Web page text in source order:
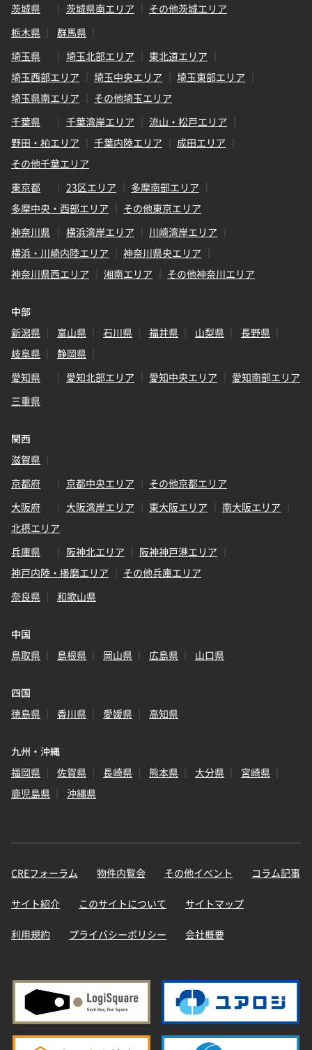
茨城県
茨城県南エリア
その他茨城エリア
栃木県
群馬県
埼玉県
埼玉北部エリア
東北道エリア
埼玉西部エリア
埼玉中央エリア
埼玉東部エリア
埼玉県南エリア
その他埼玉エリア
千葉県
千葉湾岸エリア
流山・松戸エリア
野田・柏エリア
千葉内陸エリア
成田エリア
その他千葉エリア
東京都
23区エリア
多摩南部エリア
多摩中央・西部エリア
その他東京エリア
神奈川県
横浜湾岸エリア
川崎湾岸エリア
横浜・川崎内陸エリア
神奈川県央エリア
神奈川県西エリア
湘南エリア その他神奈川エリア
中部
新潟県
富山県 石川県 福井県 山梨県
長野県
岐阜県
静岡県
愛知県
愛知北部エリア 愛知中央エリア
愛知南部エリア
三重県
関西
滋賀県
京都府
京都中央エリア
その他京都エリア
大阪府
大阪湾岸エリア 東大阪エリア
南大阪エリア
北摂エリア
兵庫県
阪神北エリア
阪神神戸港エリア
神戸内陸・播磨エリア
その他兵庫エリア
奈良県
和歌山県
中国
鳥取県
島根県 岡山県 広島県 山口県
四国
徳島県
香川県 愛媛県 高知県
九州・沖縄
福岡県
佐賀県 長崎県 熊本県 大分県
宮崎県
鹿児島県
沖縄県
CREフォーラム 物件内覧会 その他イベント コラム記事
サイト紹介 このサイトについて サイトマップ
利用規約 プライバシーポリシー 会社概要